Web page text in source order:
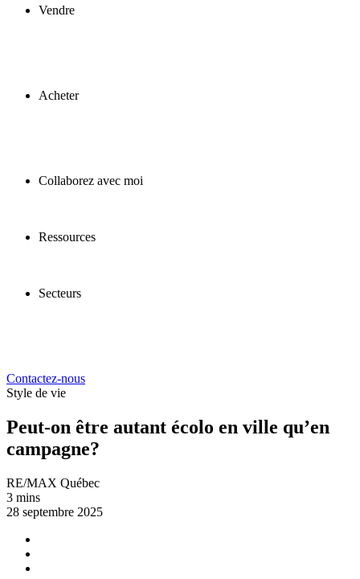
Vendre
Acheter
Collaborez avec moi
Ressources
Secteurs
Contactez-nous
Style de vie
Peut-on être autant écolo en ville qu’en
campagne?
RE/MAX Québec
3 mins
28 septembre 2025